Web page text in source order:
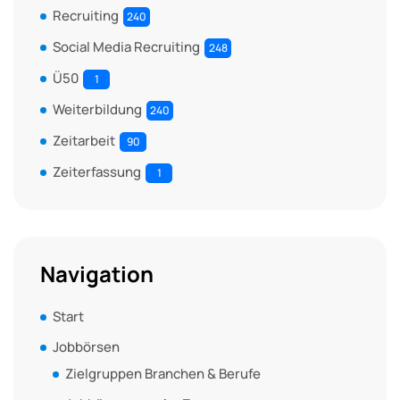
Recruiting 240
Social Media Recruiting 248
Ü50 1
Weiterbildung 240
Zeitarbeit 90
Zeiterfassung 1
Navigation
Start
Jobbörsen
Zielgruppen Branchen & Berufe